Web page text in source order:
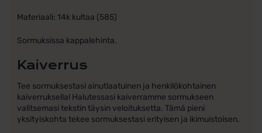
Materiaali: 14k kultaa (585)
Sormuksissa kappalehinta.
Kaiverrus
Tee sormuksestasi ainutlaatuinen ja henkilökohtainen
kaiverruksella! Halutessasi kaiverramme sormukseen
valitsemasi tekstin täysin veloituksetta. Tämä pieni
yksityiskohta tekee sormuksestasi erityisen ja ikimuistoisen.